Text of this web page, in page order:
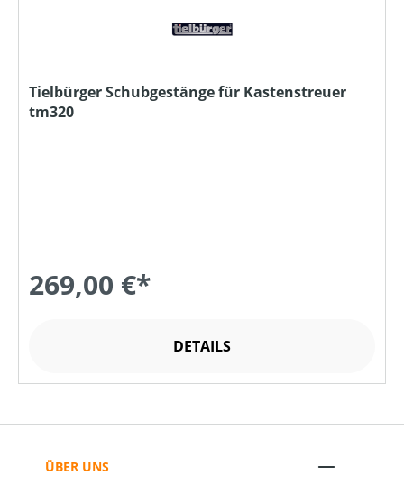
Tielbürger Schubgestänge für Kastenstreuer
tm320
269,00 €*
DETAILS
ÜBER UNS